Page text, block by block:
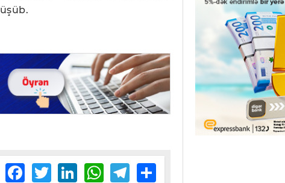
Facebook
TwitterLinkedIn
WhatsApp
Telegram
Share